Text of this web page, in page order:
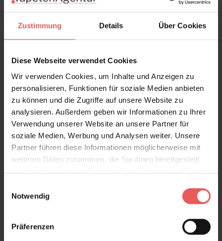
Zustimmung Details Über Cookies
Diese Webseite verwendet Cookies
Wir verwenden Cookies, um Inhalte und Anzeigen zu
personalisieren, Funktionen für soziale Medien anbieten
zu können und die Zugriffe auf unsere Website zu
analysieren. Außerdem geben wir Informationen zu Ihrer
Verwendung unserer Website an unsere Partner für
soziale Medien, Werbung und Analysen weiter. Unsere
Partner führen diese Informationen möglicherweise mit
weiteren Daten zusammen, die Sie ihnen bereitgestellt
haben oder die sie im Rahmen Ihrer Nutzung der Dienste
Notwendig
Präferenzen
Frage stellen
+49 (0)221 932 81 82
Produktgalerie überspringen
Varianten